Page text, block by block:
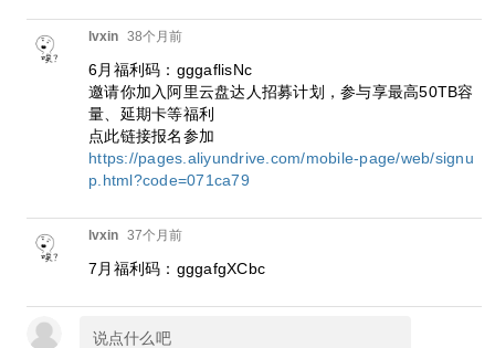
lvxin 38个月前
6月福利码：gggaflisNc
邀请你加入阿里云盘达人招募计划，参与享最高50TB容
量、延期卡等福利
点此链接报名参加
https://pages.aliyundrive.com/mobile-page/web/signu
p.html?code=071ca79
lvxin 37个月前
7月福利码：gggafgXCbc